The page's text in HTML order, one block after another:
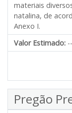
materiais
natalina, de
Anexo I.
Valor Estimado:
Pregão